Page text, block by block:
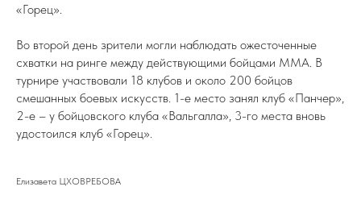
«Горец».
Во второй день зрители могли наблюдать ожесточенные
схватки на ринге между действующими бойцами ММА. В
турнире участвовали 18 клубов и около 200 бойцов
смешанных боевых искусств. 1-е место занял клуб «Панчер»,
2-е – у бойцовского клуба «Вальгалла», 3-го места вновь
удостоился клуб «Горец».
Елизавета ЦХОВРЕБОВА